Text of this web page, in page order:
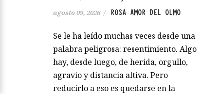
agosto 09, 2026 / ROSA AMOR DEL OLMO
Se le ha leído muchas veces desde una
palabra peligrosa: resentimiento. Algo
hay, desde luego, de herida, orgullo,
agravio y distancia altiva. Pero
reducirlo a eso es quedarse en la